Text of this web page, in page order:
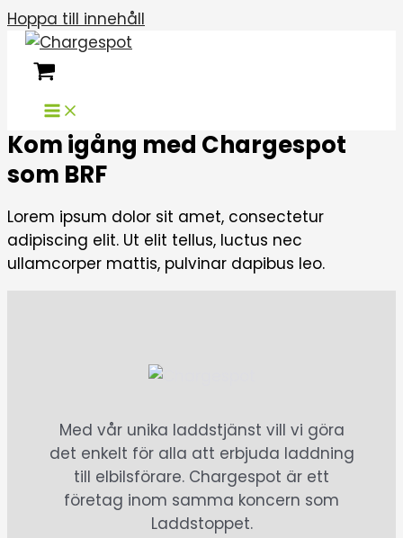
Hoppa till innehåll
Kom igång med Chargespot
som BRF
Lorem ipsum dolor sit amet, consectetur
adipiscing elit. Ut elit tellus, luctus nec
ullamcorper mattis, pulvinar dapibus leo.
Med vår unika laddstjänst vill vi göra
det enkelt för alla att erbjuda laddning
till elbilsförare. Chargespot är ett
företag inom samma koncern som
Laddstoppet.